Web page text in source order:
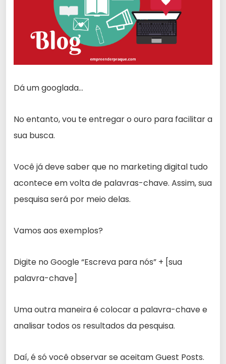
Dá um googlada…
No entanto, vou te entregar o ouro para facilitar a
sua busca.
Você já deve saber que no marketing digital tudo
acontece em volta de palavras-chave. Assim, sua
pesquisa será por meio delas.
Vamos aos exemplos?
Digite no Google “Escreva para nós” + [sua
palavra-chave]
Uma outra maneira é colocar a palavra-chave e
analisar todos os resultados da pesquisa.
Daí, é só você observar se aceitam Guest Posts.